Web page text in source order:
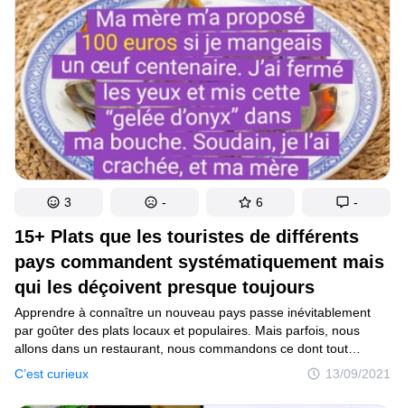
15+ Plats que les touristes de différents
pays commandent systématiquement mais
qui les déçoivent presque toujours
C’est curieux 13/09/2021
Apprendre à connaître un nouveau pays passe inévitablement
par goûter des plats locaux et populaires. Mais parfois, nous
allons dans un restaurant, nous commandons ce dont tout
le monde parle, et après avoir pris quelques bouchées, nous
nous demandons ce qui peut bien rendre fameux ce plat.
3 - 6 -